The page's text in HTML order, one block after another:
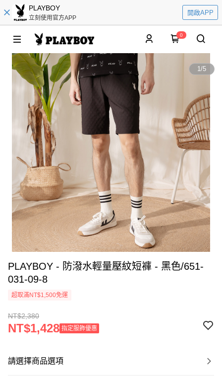
PLAYBOY
立刻使用官方APP
開啟APP
0
1/5
PLAYBOY - 防潑水輕量壓紋短褲 - 黑色/651-
031-09-8
超取滿NT$1,500免運
NT$2,380
NT$1,428 指定服飾優惠
請選擇商品選項